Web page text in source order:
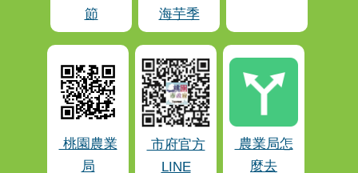
節
海芋季
桃園農業
局
市府官方
LINE
農業局怎
麼去